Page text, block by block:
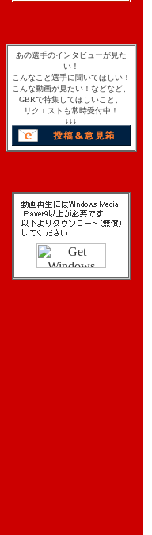
あの選手のインタビューが見た
い！
こんなこと選手に聞いてほしい！
こんな動画が見たい！などなど、
GBRで特集してほしいこと、
リクエストも常時受付中！
↓↓↓